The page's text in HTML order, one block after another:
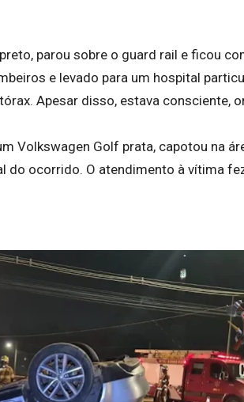
parou sobre o guard rail e ficou
e levado para um hospital
Apesar disso, estava consciente,
Volkswagen Golf prata, capotou na
do ocorrido. O atendimento à vítima